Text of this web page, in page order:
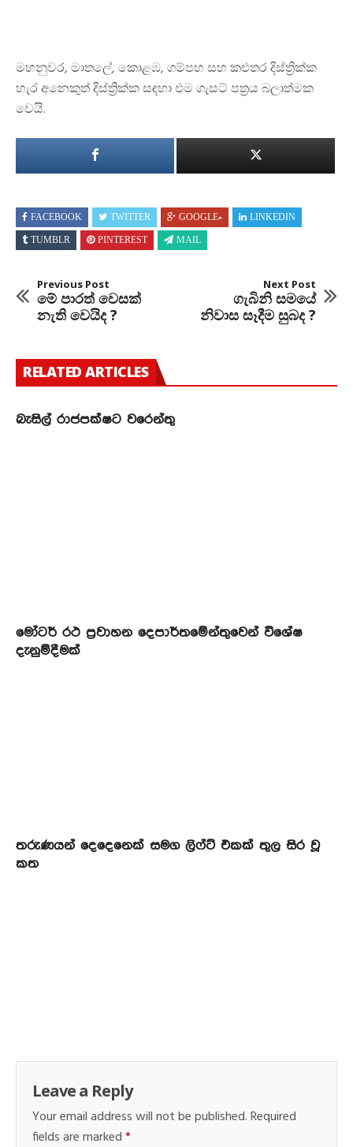
මහනුවර, මාතලේ, කොළඹ, ගම්පහ සහ කළුතර දිස්ත්‍රික්ක
හැර අනෙකුත් දිස්ත්‍රික්ක සඳහා එම ගැසට් පත්‍රය බලාත්මක
වෙයි.
FACEBOOK TWITTER GOOGLE+ LINKEDIN
TUMBLR PINTEREST MAIL
Previous Post
මේ පාරත් වෙසක්
නැති වෙයිද ?
Next Post
ගැබිනි සමයේ
නිවාස සෑදීම සුබද ?
RELATED ARTICLES
බැසිල් රාජපක්ෂට වරෙන්තු
මෝටර් රථ ප්‍රවාහන දෙපාර්තමේන්තුවෙන් විශේෂ
දැනුම්දීමක්
තරුණයන් දෙදෙනෙක් සමග ලිෆ්ට් එකක් තුල සිර වූ
කත
Leave a Reply
Your email address will not be published.Required
fields are marked*